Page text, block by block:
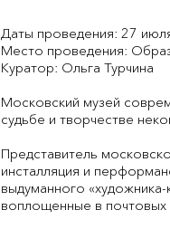
Даты проведения: 27
Место проведения:
Куратор: Ольга Турчина
Московский музей
судьбе и творчестве
Представитель
инсталляция и
выдуманного
воплощенные в почтовых